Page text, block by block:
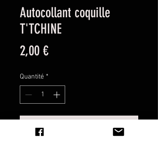
Autocollant coquille
T'TCHINE
2,00 €Prix
Quantité *